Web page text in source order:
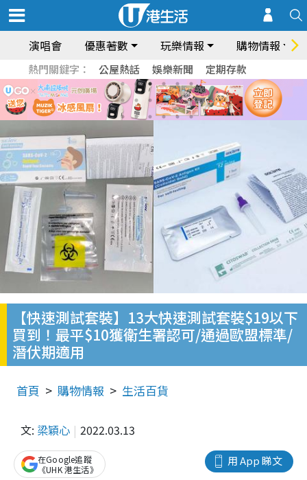
演唱會 優惠著數 玩樂情報 購物情報
熱門關鍵字： 公屋熱話 娛樂新聞 定期存款
【快速測試套裝】13大快速測試套裝$19以下
買到！最平$10獲衛生署認可/通過歐盟標準/
潛伏期適用
首頁 購物情報 生活百貨
文: 梁穎心 2022.03.13
用 App 睇文
在Google追蹤
《UHK 港生活》